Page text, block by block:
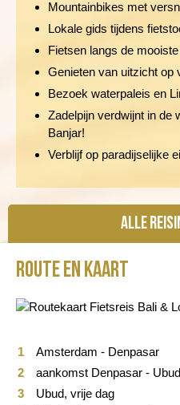
Mountainbikes met
Lokale gids tijdens
Fietsen langs de
Genieten van uitzicht op
Bezoek waterpaleis en
Zadelpijn verdwijnt in de
Banjar!
Verblijf op paradijselijke
Alle
Praktische
Route en kaart
Amsterdam - Denpasar
aankomst Denpasar - Ubud
Ubud, vrije dag